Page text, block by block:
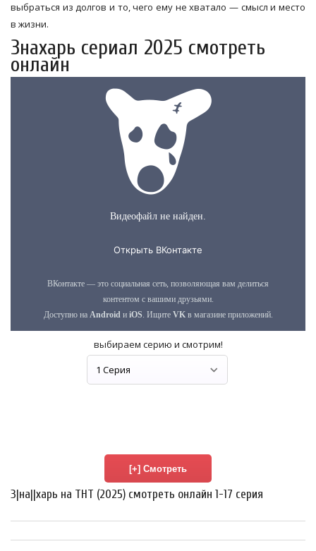
выбраться из долгов и то, чего ему не хватало — смысл и место
в жизни.
Знахарь сериал 2025 смотреть
онлайн
выбираем серию и смотрим!
З|на||харь на ТНТ (2025) смотреть онлайн 1-17 серия